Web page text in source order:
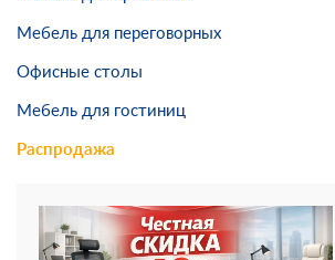
Мебель для переговорных
Офисные столы
Мебель для гостиниц
Распродажа